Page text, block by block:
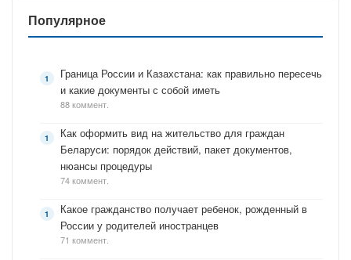
Популярное
Граница России и Казахстана: как правильно пересечь
и какие документы с собой иметь
88 коммент.
Как оформить вид на жительство для граждан
Беларуси: порядок действий, пакет документов,
нюансы процедуры
74 коммент.
Какое гражданство получает ребенок, рожденный в
России у родителей иностранцев
71 коммент.